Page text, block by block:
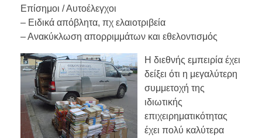
Επίσημοι / Αυτοέλεγχοι
– Ειδικά απόβλητα, πχ ελαιοτριβεία
– Ανακύκλωση απορριμμάτων και εθελοντισμός
Η διεθνής εμπειρία έχει
δείξει ότι η μεγαλύτερη
συμμετοχή της
ιδιωτικής
επιχειρηματικότητας
έχει πολύ καλύτερα